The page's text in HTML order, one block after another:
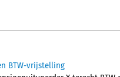
BTW-vrijstelling